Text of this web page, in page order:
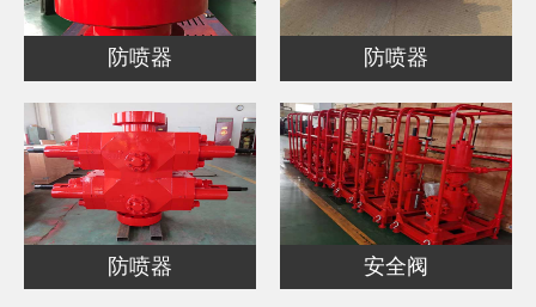
防喷器 防喷器
防喷器 安全阀